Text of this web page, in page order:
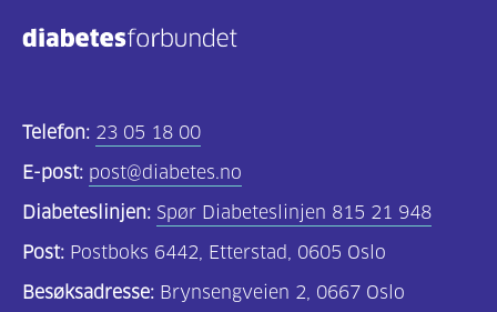
og
Om
Telefon: 23 05 18 00
E-post: post@diabetes.no
Diabeteslinjen: Spør Diabeteslinjen 815 21 948
Post: Postboks 6442, Etterstad, 0605 Oslo
Besøksadresse: Brynsengveien 2, 0667 Oslo